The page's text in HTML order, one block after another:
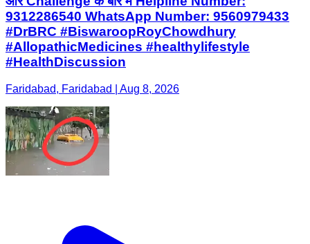
9312286540 WhatsApp Number: 9560979433
#DrBRC #BiswaroopRoyChowdhury
#AllopathicMedicines #healthylifestyle
#HealthDiscussion
Faridabad, Faridabad | Aug 8, 2026